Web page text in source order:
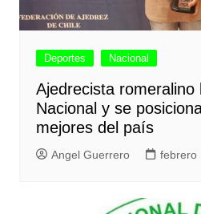
Deportes Nacional
Ajedrecista romeralino
Nacional y se
mejores del país
Angel Guerrero febrero